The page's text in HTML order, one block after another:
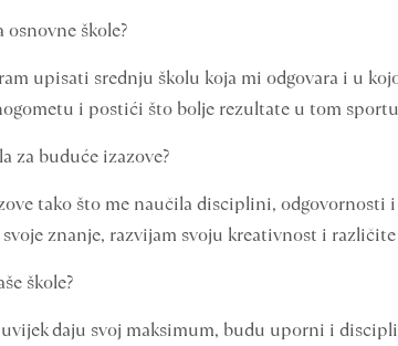
škole?
upisati srednju školu koja mi odgovara i u
i postići što bolje rezultate u tom
za buduće izazove?
tako što me naučila disciplini,
znanje, razvijam svoju kreativnost i
škole?
daju svoj maksimum, budu uporni i